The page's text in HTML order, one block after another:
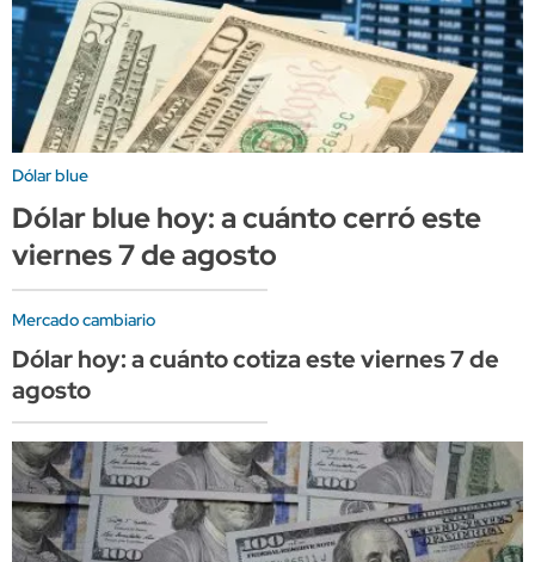
Dólar blue
Dólar blue hoy: a cuánto cerró este
viernes 7 de agosto
Mercado cambiario
Dólar hoy: a cuánto cotiza este viernes 7 de
agosto